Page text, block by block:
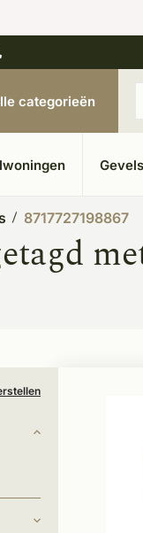
in kempische
categorieën
8717727198867